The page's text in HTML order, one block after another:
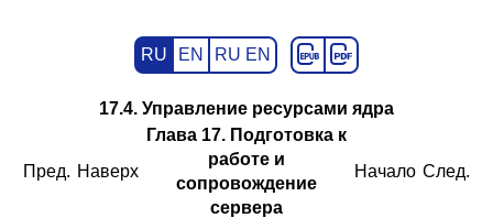
RU EN RU EN
17.4. Управление ресурсами ядра
Пред. Наверх
Глава 17. Подготовка к
работе и
сопровождение
сервера
Начало След.